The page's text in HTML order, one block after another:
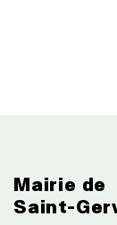
Mairie de
Saint-